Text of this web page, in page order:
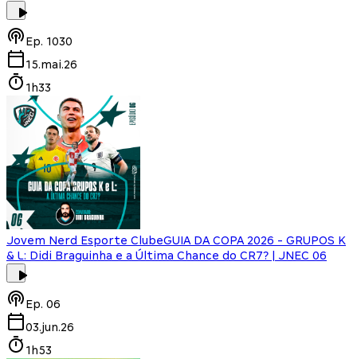
Ep. 1030
15.mai.26
1h33
Jovem Nerd Esporte ClubeGUIA DA COPA 2026 - GRUPOS K
& L: Didi Braguinha e a Última Chance do CR7? | JNEC 06
Ep. 06
03.jun.26
1h53